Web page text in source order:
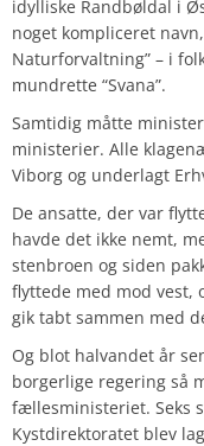
idylliske Randbøldal i
noget kompliceret
Naturforvaltning” – i
mundrette “Svana”.
Samtidig måtte
ministerier. Alle
Viborg og underlagt
De ansatte, der var
havde det ikke nemt,
stenbroen og siden
flyttede med mod vest,
gik tabt sammen med
Og blot halvandet år
borgerlige regering så
fællesministeriet. Seks
Kystdirektoratet blev